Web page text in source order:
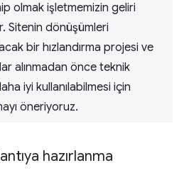
olmak işletmemizin geliri
Sitenin dönüşümleri
bir hızlandırma projesi ve
alınmadan önce teknik
iyi kullanılabilmesi için
öneriyoruz.
hazırlanma